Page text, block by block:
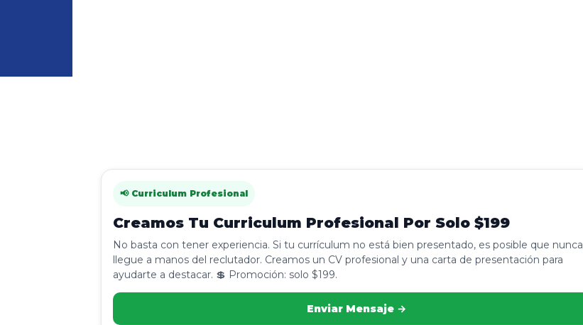
📢 Curriculum Profesional
Creamos Tu Curriculum Profesional Por Solo $199
No basta con tener experiencia. Si tu currículum no está bien presentado, es posible que nunca
llegue a manos del reclutador. Creamos un CV profesional y una carta de presentación para
ayudarte a destacar. 💲 Promoción: solo $199.
Enviar Mensaje →